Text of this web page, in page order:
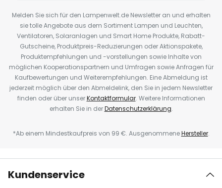
Melden Sie sich für den Lampenwelt.de Newsletter an und erhalten
sie tolle Angebote aus dem Sortiment Lampen und Leuchten,
Ventilatoren, Solaranlagen und Smart Home Produkte, Rabatt-
Gutscheine, Produktpreis-Reduzierungen oder Aktionspakete,
Produktempfehlungen und -vorstellungen sowie Inhalte von
möglichen Kooperationspartnern und Umfragen sowie Anfragen für
Kaufbewertungen und Weiterempfehlungen. Eine Abmeldung ist
jederzeit möglich über den Abmeldelink, den Sie in jedem Newsletter
finden oder über unserKontaktformular. Weitere Informationen
erhalten Sie in derDatenschutzerklärung.
*Ab einem Mindestkaufpreis von 99 €. AusgenommeneHersteller.
Kundenservice